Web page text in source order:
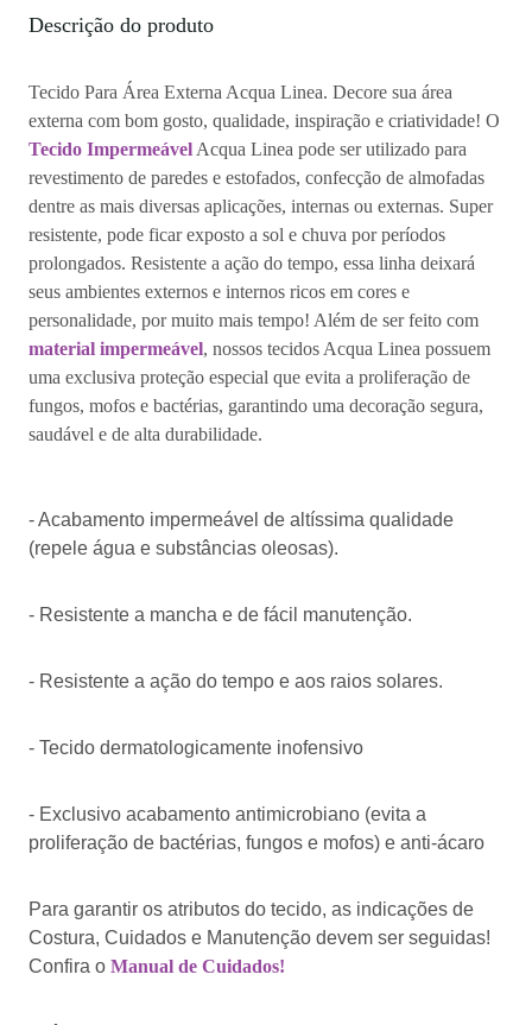
Descrição do produto
Tecido Para Área Externa Acqua Linea. Decore sua área
externa com bom gosto, qualidade, inspiração e criatividade! O
Tecido Impermeável Acqua Linea pode ser utilizado para
revestimento de paredes e estofados, confecção de almofadas
dentre as mais diversas aplicações, internas ou externas. Super
resistente, pode ficar exposto a sol e chuva por períodos
prolongados. Resistente a ação do tempo, essa linha deixará
seus ambientes externos e internos ricos em cores e
personalidade, por muito mais tempo! Além de ser feito com
material impermeável, nossos tecidos Acqua Linea possuem
uma exclusiva proteção especial que evita a proliferação de
fungos, mofos e bactérias, garantindo uma decoração segura,
saudável e de alta durabilidade.
- Acabamento impermeável de altíssima qualidade
(repele água e substâncias oleosas).
- Resistente a mancha e de fácil manutenção.
- Resistente a ação do tempo e aos raios solares.
- Tecido dermatologicamente inofensivo
- Exclusivo acabamento antimicrobiano (evita a
proliferação de bactérias, fungos e mofos) e anti-ácaro
Para garantir os atributos do tecido, as indicações de
Costura, Cuidados e Manutenção devem ser seguidas!
Confira o Manual de Cuidados!